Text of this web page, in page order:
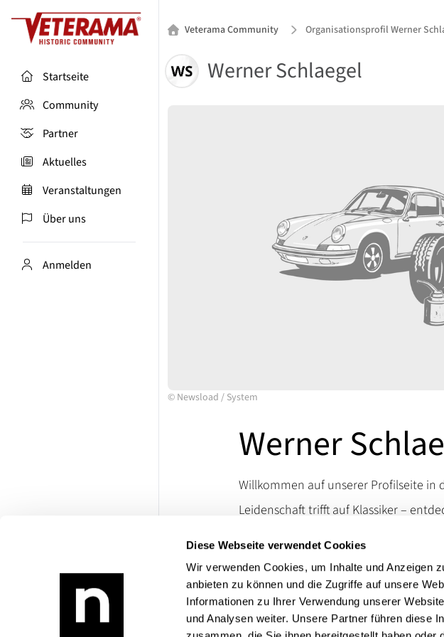
Diese Webseite verwendet Cookies
Wir verwenden Cookies, um Inhalte und Anzeigen
anbieten zu können und die Zugriffe auf unsere
Informationen zu Ihrer Verwendung unserer
und Analysen weiter. Unsere Partner führen diese
Startseite
Community
Partner
Aktuelles
Veranstaltungen
Über uns
Anmelden
Veterama Community Organisationsprofil Werner
Werner Schlaegel
© Newsload / System
Werner
Willkommen auf unserer Profilseite in
Leidenschaft trifft auf Klassiker –
lassen. Besuchen Sie uns auf der
die Welt klassischen Raritäten.
Bei Rückfragen erreichen Sie uns
Produktangebot:Literatur, Mopedteile